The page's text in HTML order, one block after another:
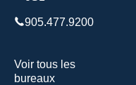
905.477.9200
Voir tous les
bureaux